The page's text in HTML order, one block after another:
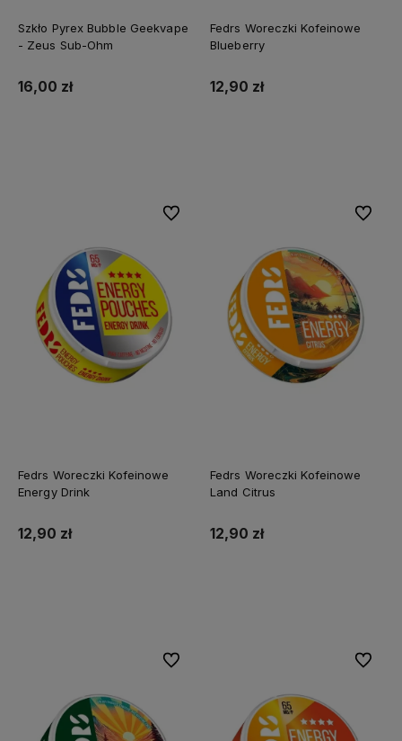
Szkło Pyrex Bubble Geekvape
- Zeus Sub-Ohm
16,00 zł
Fedrs Woreczki Kofeinowe
Blueberry
12,90 zł
Fedrs Woreczki Kofeinowe
Energy Drink
12,90 zł
Do ulubionych
Fedrs Woreczki Kofeinowe
Land Citrus
12,90 zł
Do
Do ulubionych Do